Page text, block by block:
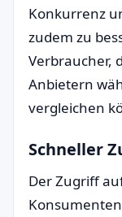
Konkurrenz
zudem zu
Verbraucher,
Anbietern
vergleichen
Schneller
Der Zugriff